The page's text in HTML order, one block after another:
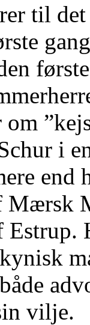
til
i
end
Mærsk
vilje.